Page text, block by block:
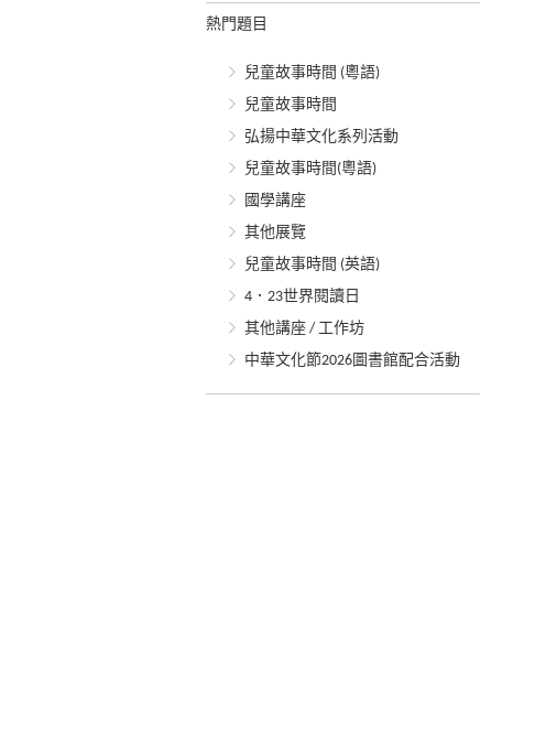
熱門題目
兒童故事時間 (粵語)
兒童故事時間
弘揚中華文化系列活動
兒童故事時間(粵語)
國學講座
其他展覽
兒童故事時間 (英語)
4．23世界閱讀日
其他講座 / 工作坊
中華文化節2026圖書館配合活動